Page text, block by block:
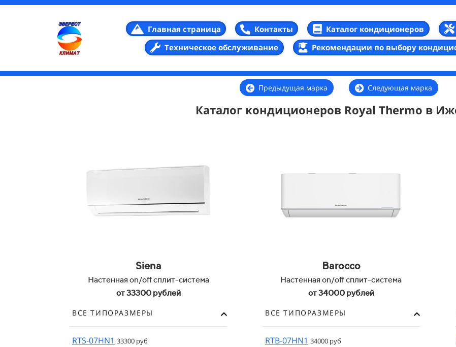
Главная страница Контакты Каталог кондиционеров
Техническое обслуживание
Рекомендации по выбору
Предыдущая марка Следующая марка
Каталог кондиционеров Royal Thermo в
Siena
Настенная on/off сплит-система
от 33300 рублей
ВСЕ ТИПОРАЗМЕРЫ
RTS-07HN1 33300 руб
Barocco
Настенная on/off сплит-система
от 34000 рублей
ВСЕ ТИПОРАЗМЕРЫ
RTB-07HN1 34000 руб